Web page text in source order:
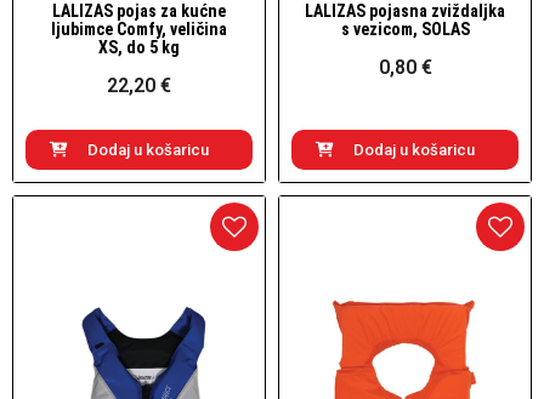
Brzi pogled
LALIZAS pojas za kućne
ljubimce Comfy, veličina
XS, do 5 kg
22,20 €
Dodaj u košaricu
Brzi pogled
LALIZAS pojasna zviždaljka
s vezicom, SOLAS
0,80 €
Dodaj u košaricu